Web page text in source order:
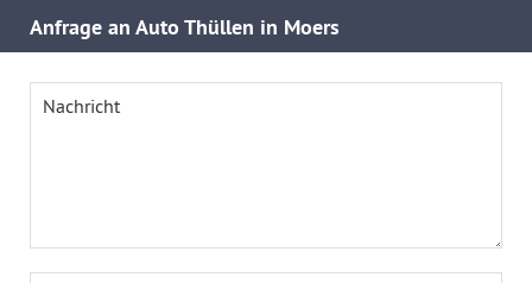
Anfrage an Auto Thüllen in Moers
Nachricht